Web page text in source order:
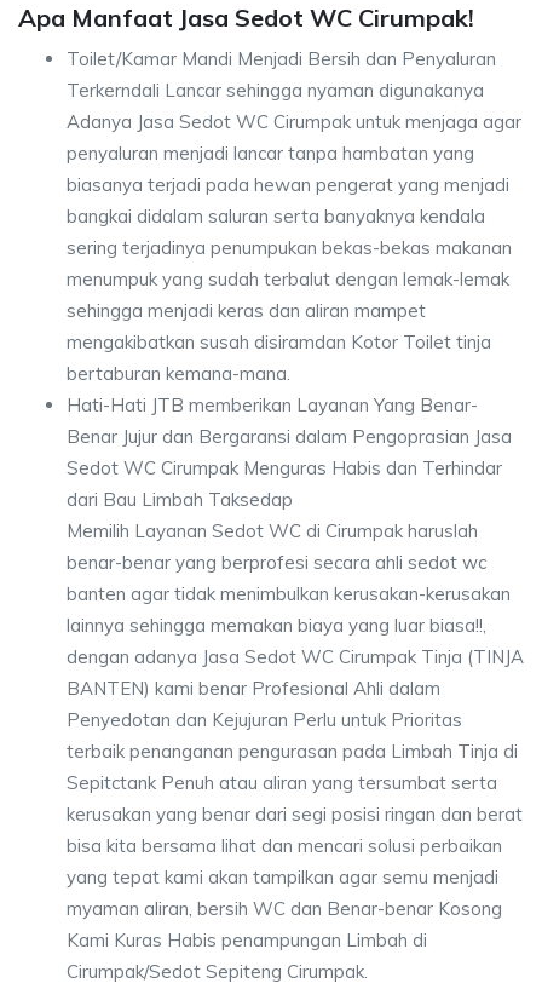
Apa Manfaat Jasa Sedot WC Cirumpak!
Toilet/Kamar Mandi Menjadi Bersih dan Penyaluran
Terkerndali Lancar sehingga nyaman digunakanya
Adanya Jasa Sedot WC Cirumpak untuk menjaga agar
penyaluran menjadi lancar tanpa hambatan yang
biasanya terjadi pada hewan pengerat yang menjadi
bangkai didalam saluran serta banyaknya kendala
sering terjadinya penumpukan bekas-bekas makanan
menumpuk yang sudah terbalut dengan lemak-lemak
sehingga menjadi keras dan aliran mampet
mengakibatkan susah disiramdan Kotor Toilet tinja
bertaburan kemana-mana.
Hati-Hati JTB memberikan Layanan Yang Benar-
Benar Jujur dan Bergaransi dalam Pengoprasian Jasa
Sedot WC Cirumpak Menguras Habis dan Terhindar
dari Bau Limbah Taksedap
Memilih Layanan Sedot WC di Cirumpak haruslah
benar-benar yang berprofesi secara ahli sedot wc
banten agar tidak menimbulkan kerusakan-kerusakan
lainnya sehingga memakan biaya yang luar biasa!!,
dengan adanya Jasa Sedot WC Cirumpak Tinja (TINJA
BANTEN) kami benar Profesional Ahli dalam
Penyedotan dan Kejujuran Perlu untuk Prioritas
terbaik penanganan pengurasan pada Limbah Tinja di
Sepitctank Penuh atau aliran yang tersumbat serta
kerusakan yang benar dari segi posisi ringan dan berat
bisa kita bersama lihat dan mencari solusi perbaikan
yang tepat kami akan tampilkan agar semu menjadi
myaman aliran, bersih WC dan Benar-benar Kosong
Kami Kuras Habis penampungan Limbah di
Cirumpak/Sedot Sepiteng Cirumpak.